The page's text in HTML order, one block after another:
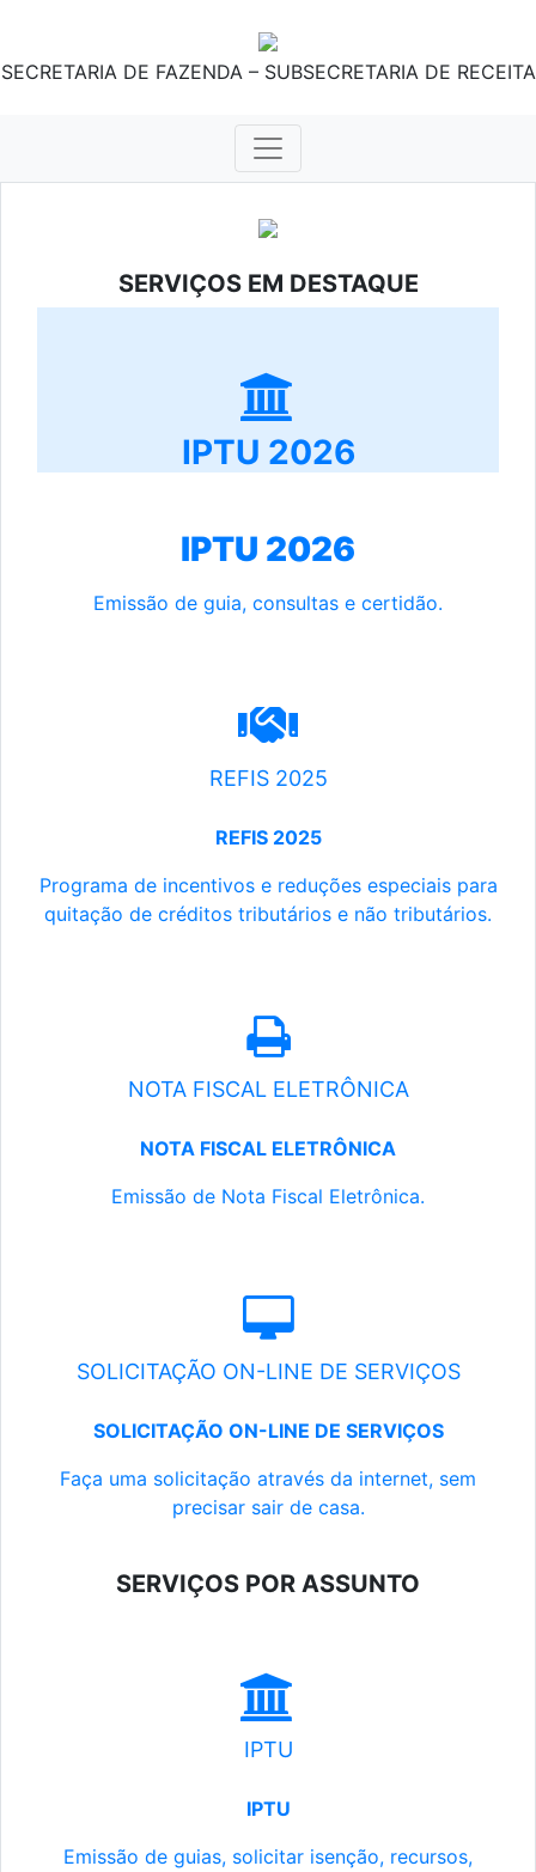
SECRETARIA DE FAZENDA – SUBSECRETARIA DE RECEITA
SERVIÇOS EM DESTAQUE
IPTU 2026
IPTU 2026
Emissão de guia, consultas e certidão.
REFIS 2025
REFIS 2025
Programa de incentivos e reduções especiais para
quitação de créditos tributários e não tributários.
NOTA FISCAL ELETRÔNICA
NOTA FISCAL ELETRÔNICA
Emissão de Nota Fiscal Eletrônica.
SOLICITAÇÃO ON-LINE DE SERVIÇOS
SOLICITAÇÃO ON-LINE DE SERVIÇOS
Faça uma solicitação através da internet, sem
precisar sair de casa.
SERVIÇOS POR ASSUNTO
IPTU
IPTU
Emissão de guias, solicitar isenção, recursos,